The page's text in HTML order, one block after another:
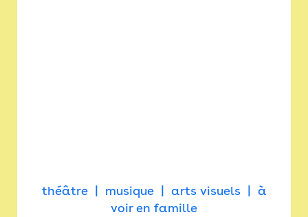
théâtre musique arts visuels
à
voir en famille